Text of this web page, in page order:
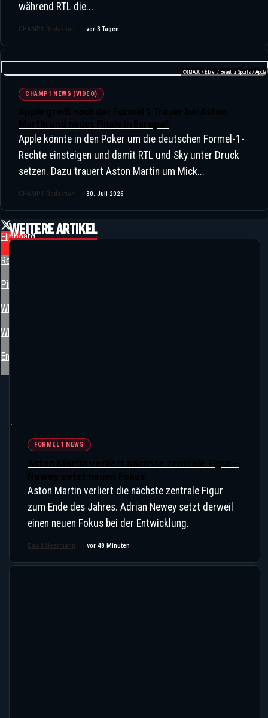
während RTL die...
CHAMP1 Redaktion vor 3 Tagen
©IMAGO / Eibner / Beautiful Sports / Apple
CHAMP1 NEWS (VIDEO)
Apple könnte in den Poker um die deutschen Formel-1-
Rechte einsteigen und damit RTL und Sky unter Druck
setzen. Dazu trauert Aston Martin um Mick...
CHAMP1 Redaktion 30. Juli 2026
Flipboard
Reddit
Pinterest
Whatsapp
Whatsapp
Email
WEITERE ARTIKEL
FORMEL 1 NEWS
Aston Martin verliert die nächste zentrale Figur
zum Ende des Jahres. Adrian Newey setzt derweil
einen neuen Fokus bei der Entwicklung.
David Heermann vor 48 Minuten